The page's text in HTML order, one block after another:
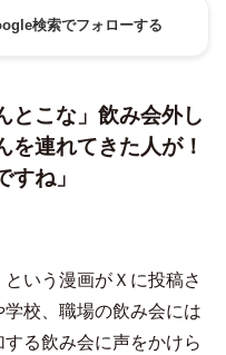
検索でフォローする
とこな」飲み会外し
連れてきた人が！
すね」
いう漫画がＸに投稿さ
校、職場の飲み会には
る飲み会に声をかけら